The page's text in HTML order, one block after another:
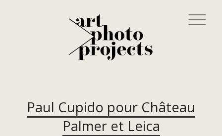
Paul Cupido pour Château
Palmer et Leica